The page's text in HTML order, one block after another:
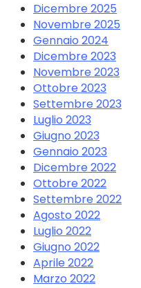
Dicembre 2025
Novembre 2025
Gennaio 2024
Dicembre 2023
Novembre 2023
Ottobre 2023
Settembre 2023
Luglio 2023
Giugno 2023
Gennaio 2023
Dicembre 2022
Ottobre 2022
Settembre 2022
Agosto 2022
Luglio 2022
Giugno 2022
Aprile 2022
Marzo 2022